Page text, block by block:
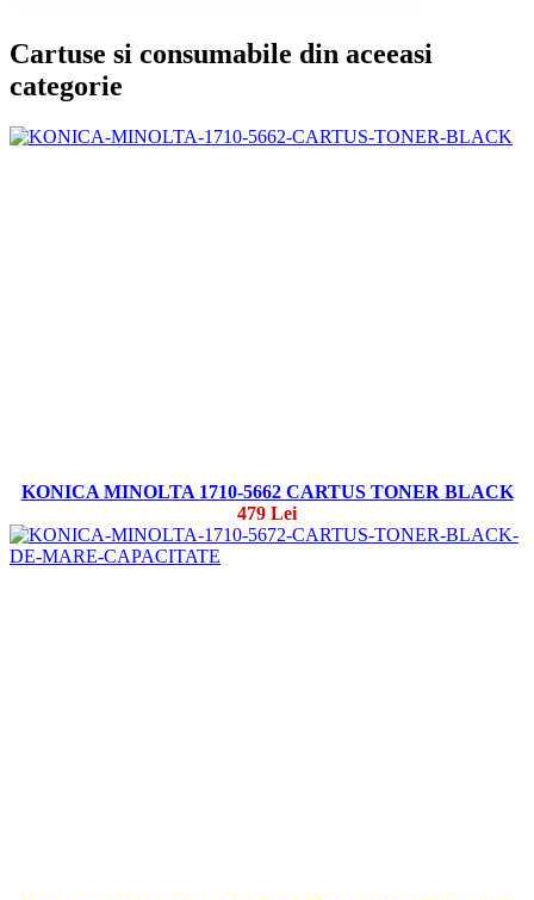
Cartuse si consumabile din aceeasi
categorie
KONICA MINOLTA 1710-5662 CARTUS TONER BLACK
479 Lei